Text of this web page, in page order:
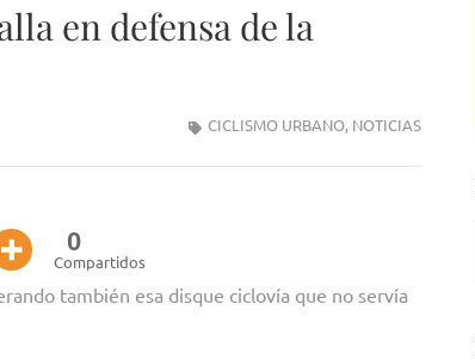
en defensa de la
CICLISMO URBANO, NOTICIAS
0
Compartidos
también esa disque ciclovía que no servía